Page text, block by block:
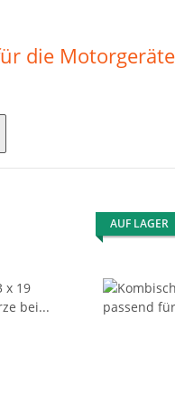
die
AUF LAGER